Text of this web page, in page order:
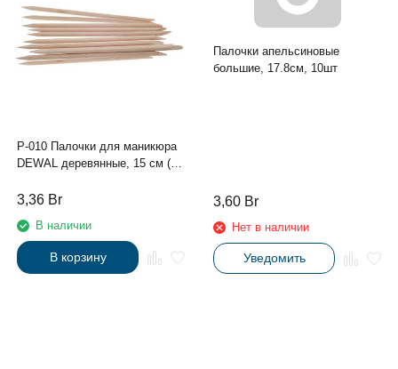
P-010 Палочки для маникюра
DEWAL деревянные, 15 см (10
3,36 Br
В наличии
В корзину
Палочки апельсиновые
большие, 17.8см, 10шт
3,60 Br
Нет в наличии
Уведомить